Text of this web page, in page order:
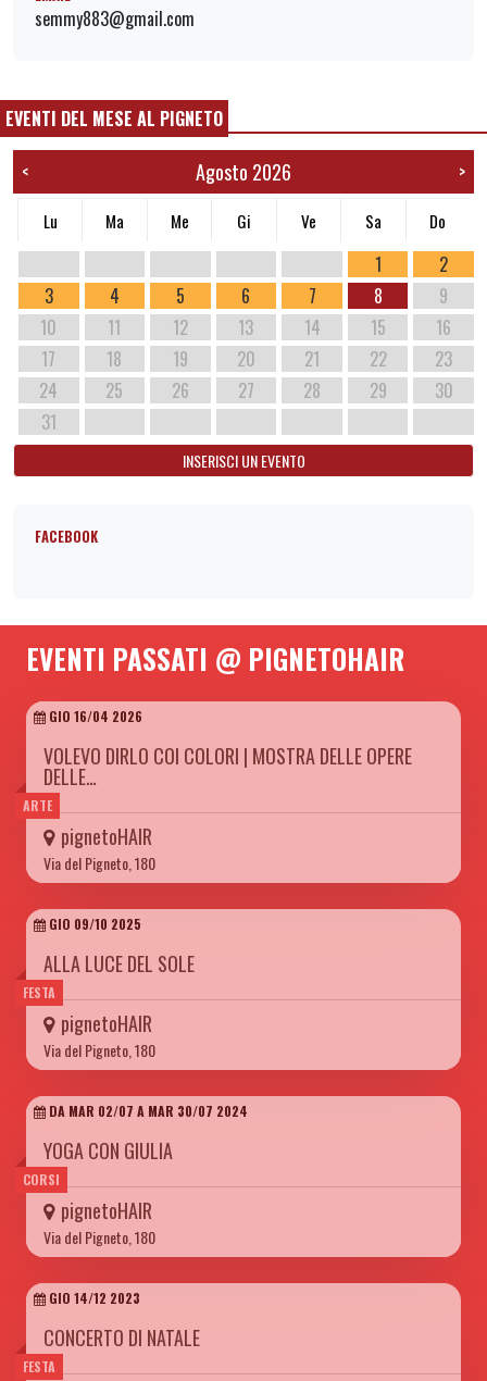
semmy883@gmail.com
EVENTI DEL MESE AL PIGNETO
< Agosto 2026 >
Lu Ma Me Gi Ve Sa Do
1
2
3
4 5 6 7 8
9
10
11 12 13 14 15
16
17
18 19 20 21 22
23
24
25 26 27 28 29
30
31
INSERISCI UN EVENTO
FACEBOOK
EVENTI PASSATI @ PIGNETOHAIR
ARTE
GIO 16/04 2026
VOLEVO DIRLO COI COLORI | MOSTRA DELLE OPERE
DELLE…
pignetoHAIR
Via del Pigneto, 180
FESTA
GIO 09/10 2025
ALLA LUCE DEL SOLE
pignetoHAIR
Via del Pigneto, 180
CORSI
DA MAR 02/07 A MAR 30/07 2024
YOGA CON GIULIA
pignetoHAIR
Via del Pigneto, 180
FESTA
GIO 14/12 2023
CONCERTO DI NATALE